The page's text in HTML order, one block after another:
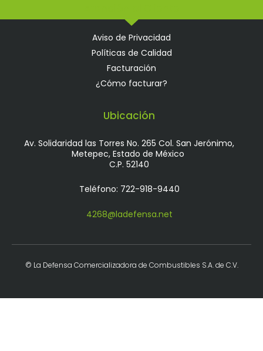
Aviso de Privacidad
Políticas de Calidad
Facturación
¿Cómo facturar?
Ubicación
Av. Solidaridad las Torres No. 265 Col. San Jerónimo,
Metepec, Estado de México
C.P. 52140
Teléfono: 722-918-9440
4268@ladefensa.net
© La Defensa Comercializadora de Combustibles S.A. de C.V.